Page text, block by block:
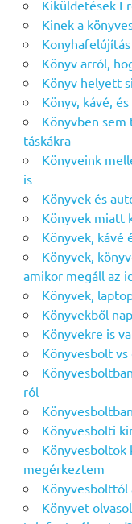
Kiküldetések
Kinek a
Könyv arról,
Könyv helyett
Könyv, kávé,
Könyvben
táskákra
Könyveink
is
Könyvek és
Könyvek miatt
Könyvek, kávé
Könyvek,
amikor megáll az
Könyvek,
Könyvekből
Könyvekre is
Könyvesbolt
ról
Könyvesbolti
Könyvesboltok
megérkeztem
Könyvesbolttól
Könyvet